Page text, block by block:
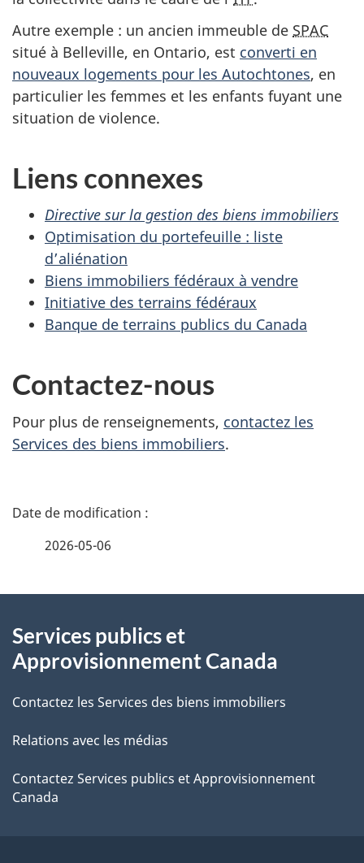
Autre exemple : un ancien immeuble de SPAC
situé à Belleville, en Ontario, est converti en
nouveaux logements pour les Autochtones, en
particulier les femmes et les enfants fuyant une
situation de violence.
Liens connexes
Directive sur la gestion des biens immobiliers
Optimisation du portefeuille : liste
d’aliénation
Biens immobiliers fédéraux à vendre
Initiative des terrains fédéraux
Banque de terrains publics du Canada
Contactez-nous
Pour plus de renseignements, contactez les
Services des biens immobiliers.
D
i
s
d
e
2026-05-06
propos
de
ce
site
Services publics et
Approvisionnement Canada
Contactez les Services des biens immobiliers
Relations avec les médias
Contactez Services publics et Approvisionnement
Canada